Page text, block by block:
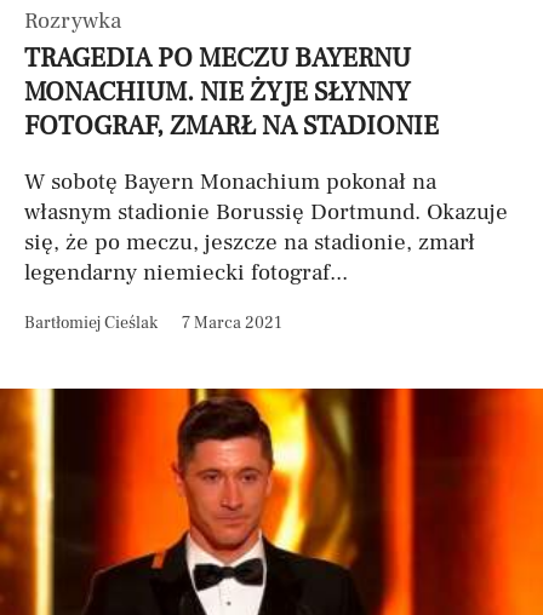
Rozrywka
TRAGEDIA PO MECZU BAYERNU
MONACHIUM. NIE ŻYJE SŁYNNY
FOTOGRAF, ZMARŁ NA STADIONIE
W sobotę Bayern Monachium pokonał na
własnym stadionie Borussię Dortmund. Okazuje
się, że po meczu, jeszcze na stadionie, zmarł
legendarny niemiecki fotograf...
Bartłomiej Cieślak 7 Marca 2021